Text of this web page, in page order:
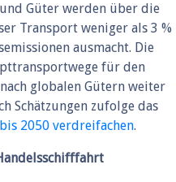
Güter werden über die
Transport weniger als 3 %
ausmacht. Die
für den
globalen Gütern weiter
Schätzungen zufolge das
bis 2050 verdreifachen.